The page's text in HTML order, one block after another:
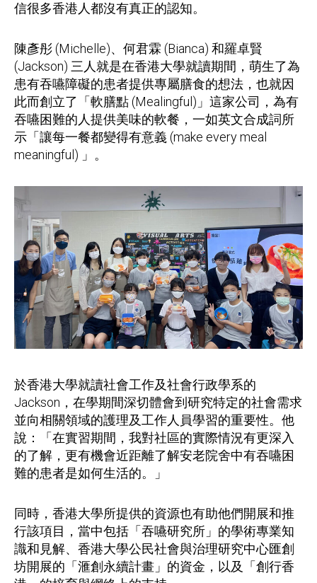
信很多香港人都沒有真正的認知。
陳彥彤 (Michelle)、何君霖 (Bianca) 和羅卓賢
(Jackson) 三人就是在香港大學就讀期間，萌生了為
患有吞嚥障礙的患者提供專屬膳食的想法，也就因
此而創立了「軟膳點 (Mealingful)」這家公司，為有
吞嚥困難的人提供美味的軟餐，一如英文合成詞所
示「讓每一餐都變得有意義 (make every meal
meaningful) 」。
於香港大學就讀社會工作及社會行政學系的
Jackson，在學期間深切體會到研究特定的社會需求
並向相關領域的護理及工作人員學習的重要性。他
說：「在實習期間，我對社區的實際情況有更深入
的了解，更有機會近距離了解安老院舍中有吞嚥困
難的患者是如何生活的。」
同時，香港大學所提供的資源也有助他們開展和推
行該項目，當中包括「吞嚥研究所」的學術專業知
識和見解、香港大學公民社會與治理研究中心匯創
坊開展的「滙創永續計畫」的資金，以及「創行香